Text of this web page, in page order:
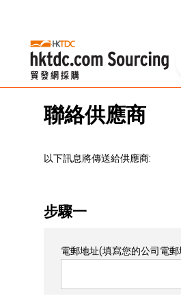
聯絡供應商
以下訊息將傳送給供應商:
步驟一
電郵地址(填寫您的公司電